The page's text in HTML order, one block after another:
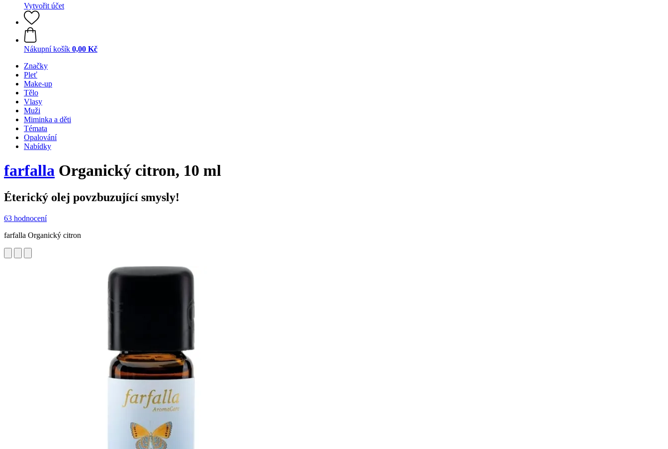
Vytvořit účet
Nákupní košík 0,00 Kč
Značky
Pleť
Make-up
Tělo
Vlasy
Muži
Miminka a děti
Témata
Opalování
Nabídky
farfalla Organický citron, 10 ml
Éterický olej povzbuzující smysly!
63 hodnocení
farfalla Organický citron